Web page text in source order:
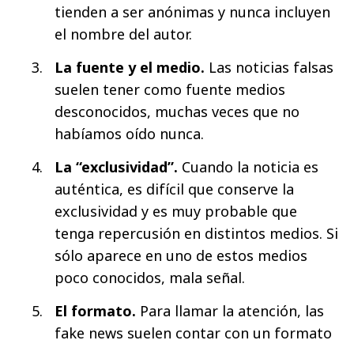
tienden a ser anónimas y nunca incluyen
el nombre del autor.
La fuente y el medio. Las noticias falsas
suelen tener como fuente medios
desconocidos, muchas veces que no
habíamos oído nunca.
La “exclusividad”. Cuando la noticia es
auténtica, es difícil que conserve la
exclusividad y es muy probable que
tenga repercusión en distintos medios. Si
sólo aparece en uno de estos medios
poco conocidos, mala señal.
El formato. Para llamar la atención, las
fake news suelen contar con un formato